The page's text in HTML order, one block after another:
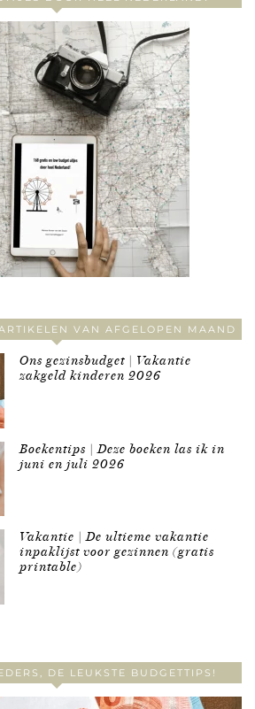
VAN AFGELOPEN MAAND
Ons gezinsbudget | Vakantie
zakgeld kinderen 2026
Boekentips | Deze boeken las ik in
juni en juli 2026
Vakantie | De ultieme vakantie
inpaklijst voor gezinnen (gratis
printable)
DE LEUKSTE BUDGETTIPS!